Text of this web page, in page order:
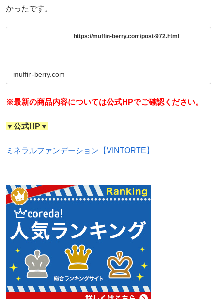
かったです。
https://muffin-berry.com/post-972.html
muffin-berry.com
※最新の商品内容については公式HPでご確認ください。
▼公式HP▼
ミネラルファンデーション【VINTORTE】